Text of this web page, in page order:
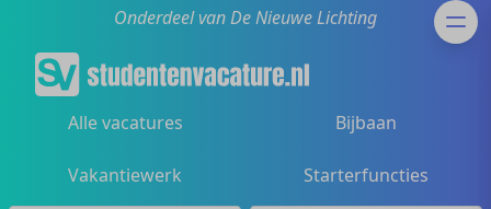
Onderdeel van De Nieuwe Lichting
Alle vacatures Bijbaan
Vakantiewerk Starterfuncties